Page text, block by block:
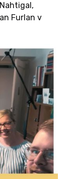
Furlan v